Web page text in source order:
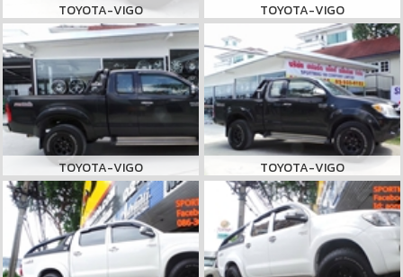
TOYOTA-VIGO TOYOTA-VIGO
TOYOTA-VIGO TOYOTA-VIGO